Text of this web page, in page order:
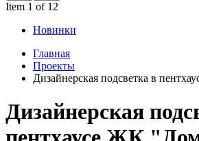
Item 1 of 12
Новинки
Главная
Проекты
Дизайнерская подсветка в
Дизайнерская